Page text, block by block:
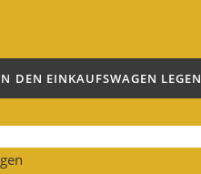
DEN EINKAUFSWAGEN LEGEN